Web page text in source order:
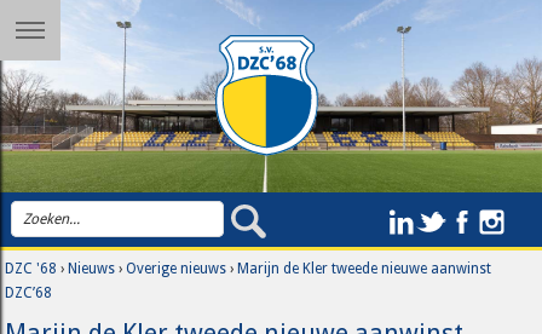
DZC '68 ›Nieuws ›Overige nieuws ›Marijn de Kler tweede nieuwe aanwinst
DZC’68